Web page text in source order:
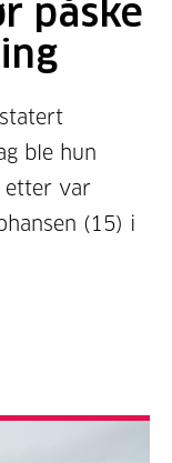
påske
ble hun
etter var
(15) i